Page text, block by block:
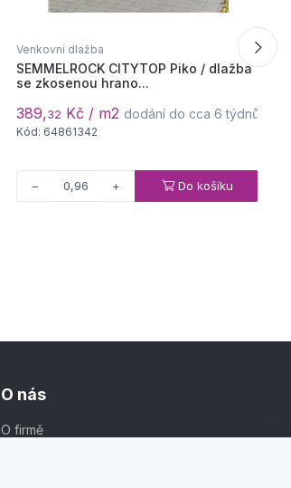
Venkovní dlažba
SEMMELROCK CITYTOP Piko / dlažba
se zkosenou hrano...
389,32 Kč / m2 dodání do cca 6 týdnů
Kód: 64861342
− + Do košíku
O nás
O firmě